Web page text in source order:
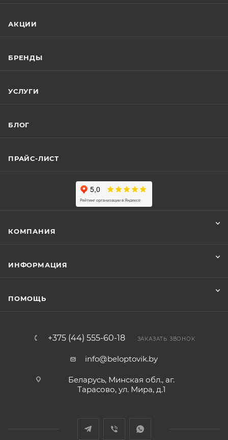
АКЦИИ
БРЕНДЫ
УСЛУГИ
БЛОГ
ПРАЙС-ЛИСТ
КОМПАНИЯ
ИНФОРМАЦИЯ
ПОМОЩЬ
+375 (44) 555-60-18 ЗАКАЗАТЬ ЗВОНОК
info@beloptovik.by
Беларусь, Минская обл., аг.
Тарасово, ул. Мира, д.1